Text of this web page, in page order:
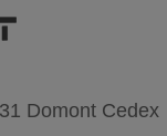
Domont Cedex